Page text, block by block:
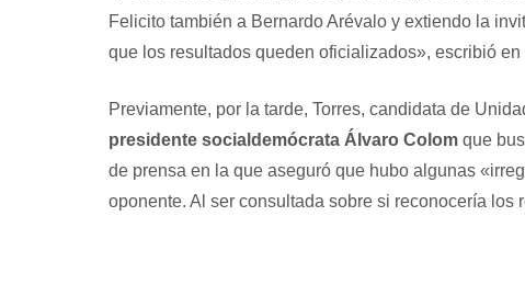
Felicito también a Bernardo Arévalo y extiendo la
que los resultados queden oficializados», escribió
Previamente, por la tarde, Torres, candidata de
presidente socialdemócrata Álvaro Colomque
de prensa en la que aseguró que hubo algunas
oponente. Al ser consultada sobre si reconocería